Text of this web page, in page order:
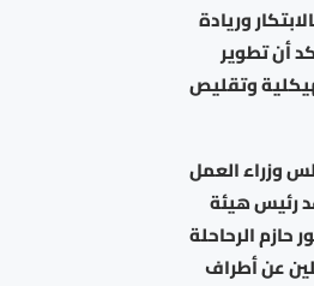
وريادة
أن تطوير
وتقليص
وزراء العمل
رئيس هيئة
حازم الرحاحلة
عن أطراف